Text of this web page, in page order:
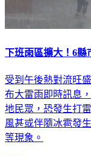
下班雨區擴大！6
受到午後熱對流旺
布大雷雨即時訊息
地民眾，恐發生打
風甚或伴隨冰雹發
等現象。